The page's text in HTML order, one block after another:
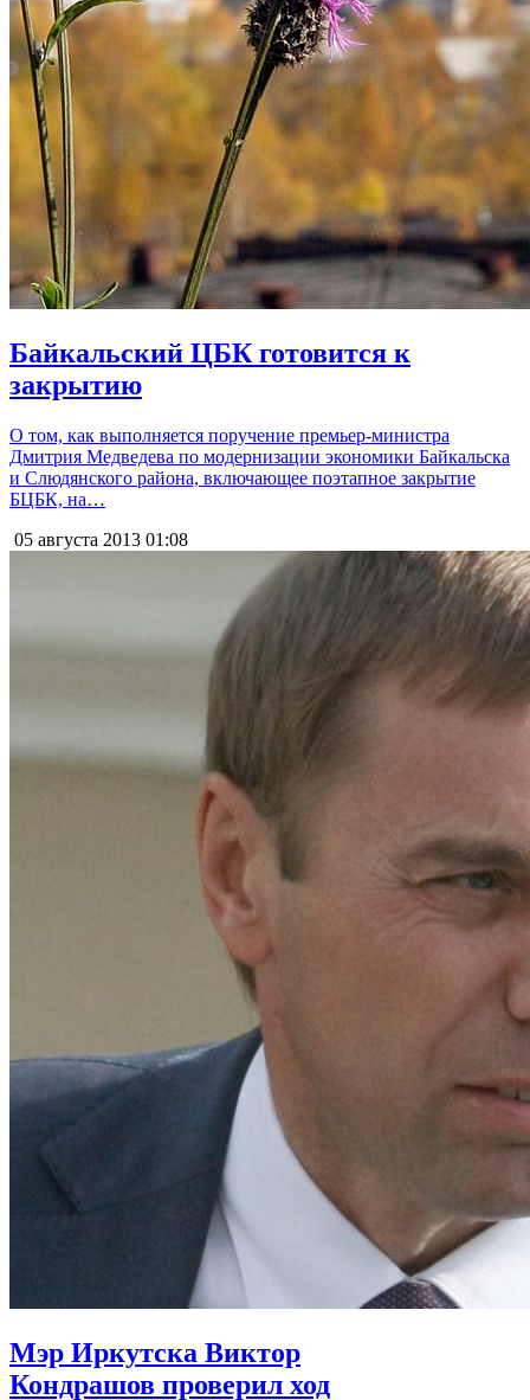
Байкальский ЦБК готовится к
закрытию
О том, как выполняется поручение премьер-министра
Дмитрия Медведева по модернизации экономики Байкальска
и Слюдянского района, включающее поэтапное закрытие
БЦБК, на…
05 августа 2013 01:08
Мэр Иркутска Виктор
Кондрашов проверил ход